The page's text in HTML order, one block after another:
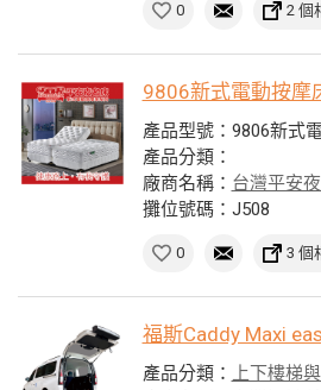
0 2 個
9806新式電動按摩
產品型號：9806新式
產品分類：
廠商名稱： 台灣平安
攤位號碼：J508
0 3 個
福斯Caddy Maxi
產品分類：
上下樓梯